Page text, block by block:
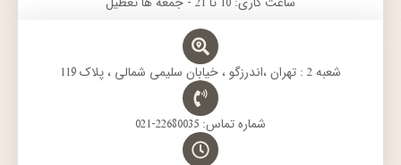
شعبه 2 : تهران ،اندرزگو ، خیابان سلیمی شمالی ، پلاک 119
شماره تماس: 22680035-021